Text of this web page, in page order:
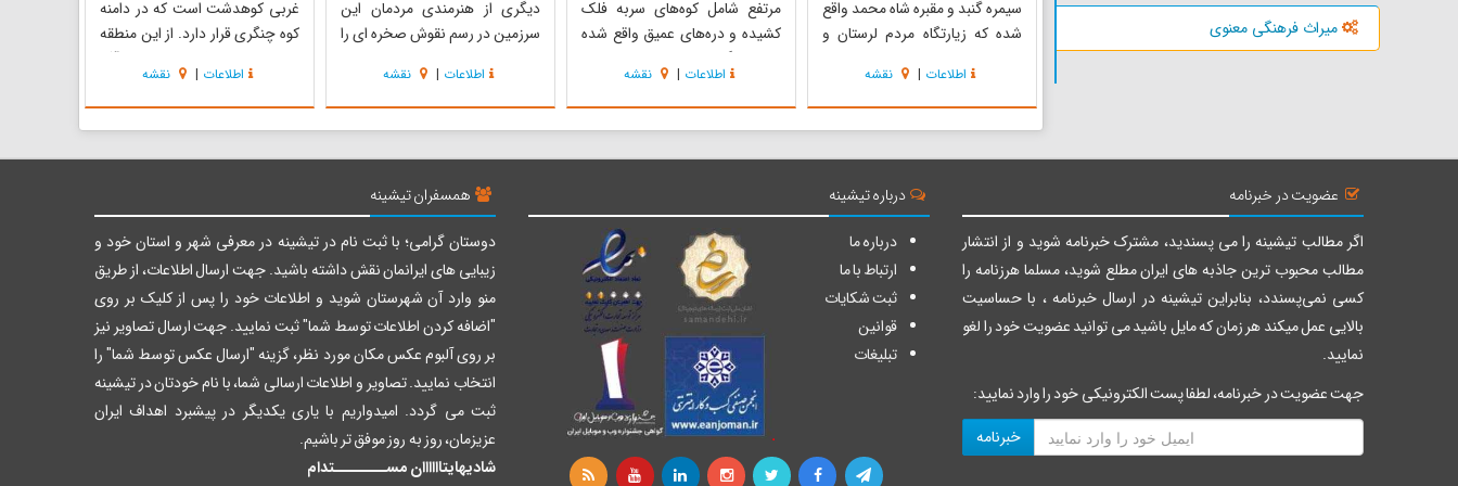
میراث فرهنگی معنوی
سیمره گنبد و مقبره شاه محمد واقع
شده که زیارتگاه مردم لرستان و
مقبره شبیه تاق مسجد جامع بروجرد
است. اصل بنا چهار گوش است که در
بالا به هشت ضلعی تبدیل شده
است. دیوار هر ضلع با کاشی‌های
اطلاعات | نقشه
مرتفع شامل کوه‌های سربه فلک
کشیده و دره‌های عمیق واقع شده
است. تنگ شیرز را می‌توان از حیث
سورفولوژی و ریخت شناسی از بدایع
و نگین اقلیم کوهدشت و به واسطه
زیبایی‌های خدادادی آن، نگین سبز
لرستان دانست. منطقه شیرز، با
اطلاعات | نقشه
دیگری از هنرمندی مردمان این
سرزمین در رسم نقوش صخره ای را
غار هومیان، قدیمی‌ترین
سکونتگاههای بشر باستانی در استان
لرستان را تشکیل می‌دهند که قدمت
سکونت در آنها به 100 هزار سال قبل از
میلاد برمیگردد. هم...
اطلاعات | نقشه
غربی کوهدشت است که در دامنه
کوه چنگری قرار دارد. از این منطقه
تاریخی که یک هکتار وسعت دارد آثار
و اشیای تاریخی متعددی از دوره
تاریخی نخست هزاره یکم قبل از
میلاد به دست آمده است. آثار
موجود در آن نشان میدهد که
اطلاعات | نقشه
عضویت در خبرنامه
اگر مطالب تیشینه را می پسندید، مشترک خبرنامه شوید و از انتشار
مطالب محبوب ترین جاذبه های ایران مطلع شوید، مسلما هرزنامه را
کسی نمی‌پسندد، بنابراین تیشینه در ارسال خبرنامه ، با حساسیت
بالایی عمل میکند هر زمان که مایل باشید می توانید عضویت خود را لغو
نمایید.
جهت عضویت در خبرنامه، لطفا پست الکترونیکی خود را وارد نمایید:
خبرنامه
درباره تیشینه
درباره ما
ارتباط با ما
ثبت شکایات
قوانین
تبلیغات
همسفران تیشینه
دوستان گرامی؛ با ثبت نام در تیشینه در معرفی شهر و استان خود و
زیبایی های ایرانمان نقش داشته باشید. جهت ارسال اطلاعات، از طریق
منو وارد آن شهرستان شوید و اطلاعات خود را پس از کلیک بر روی
"اضافه کردن اطلاعات توسط شما" ثبت نمایید. جهت ارسال تصاویر نیز
بر روی آلبوم عکس مکان مورد نظر، گزینه "ارسال عکس توسط شما" را
انتخاب نمایید. تصاویر و اطلاعات ارسالی شما، با نام خودتان در تیشینه
ثبت می گردد. امیدواریم با یاری یکدیگر در پیشبرد اهداف ایران
عزیزمان، روز به روز موفق تر باشیم.
شادیهایتاااااان مســــــــتدام